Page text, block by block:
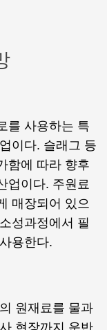
를 사용하는 특
이다. 슬래그 등
함에 따라 향후
업이다. 주원료
매장되어 있으
성과정에서 필
용한다.
원재료를 물과
현장까지 운반